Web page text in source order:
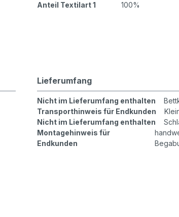
Anteil Textilart 1
100%
Lieferumfang
Nicht im Lieferumfang enthalten
Transporthinweis für Endkunden
Nicht im Lieferumfang enthalten
Montagehinweis für
Endkunden